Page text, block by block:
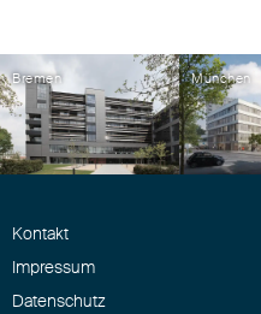
Bremen München
Kontakt
Impressum
Datenschutz